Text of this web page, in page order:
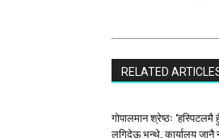
RELATED
गोपालमान श्रेष्ठः ‘हस्पिटलमै
लगिदेऊ भन्थे, कार्यालय जानै